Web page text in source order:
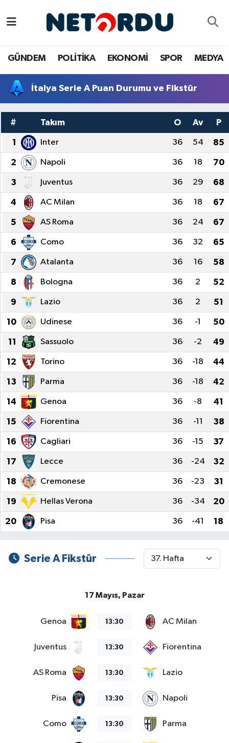
GÜNDEM POLİTİKA EKONOMİ SPOR MEDYA
İtalya Serie A Puan Durumu ve Fikstür
# Takım O Av P
1 Inter 36 54 85
2 Napoli 36 18 70
3 Juventus 36 29 68
4 AC Milan 36 18 67
5 AS Roma 36 24 67
6 Como 36 32 65
7 Atalanta 36 16 58
8 Bologna 36 2 52
9 Lazio 36 2 51
10 Udinese 36 -1 50
11 Sassuolo 36 -2 49
12 Torino 36 -18 44
13 Parma 36 -18 42
14 Genoa 36 -8 41
15 Fiorentina 36 -11 38
16 Cagliari 36 -15 37
17 Lecce 36 -24 32
18 Cremonese 36 -23 31
19 Hellas Verona 36 -34 20
20 Pisa 36 -41 18
Serie A Fikstür
17 Mayıs, Pazar
Genoa 13:30 AC Milan
Juventus 13:30 Fiorentina
AS Roma 13:30 Lazio
Pisa 13:30 Napoli
Como 13:30 Parma
DÜNYA
EKONOMİ
EMLAK
GÜNDEM
İNSAN
KADIN
KULTUR-SANAT
MAGAZİN
MEDYA
OTOMOBİL
ÖZEL HABER
POLİTİKA
RÖPORTAJ
SAĞLIK
SPOR
TARIM
TURİZM
Namaz Vakitleri
Süper Lig Puan Durumu ve Fikstür
Tüm Manşetler
Son Dakika Haberleri
Haber Arşivi